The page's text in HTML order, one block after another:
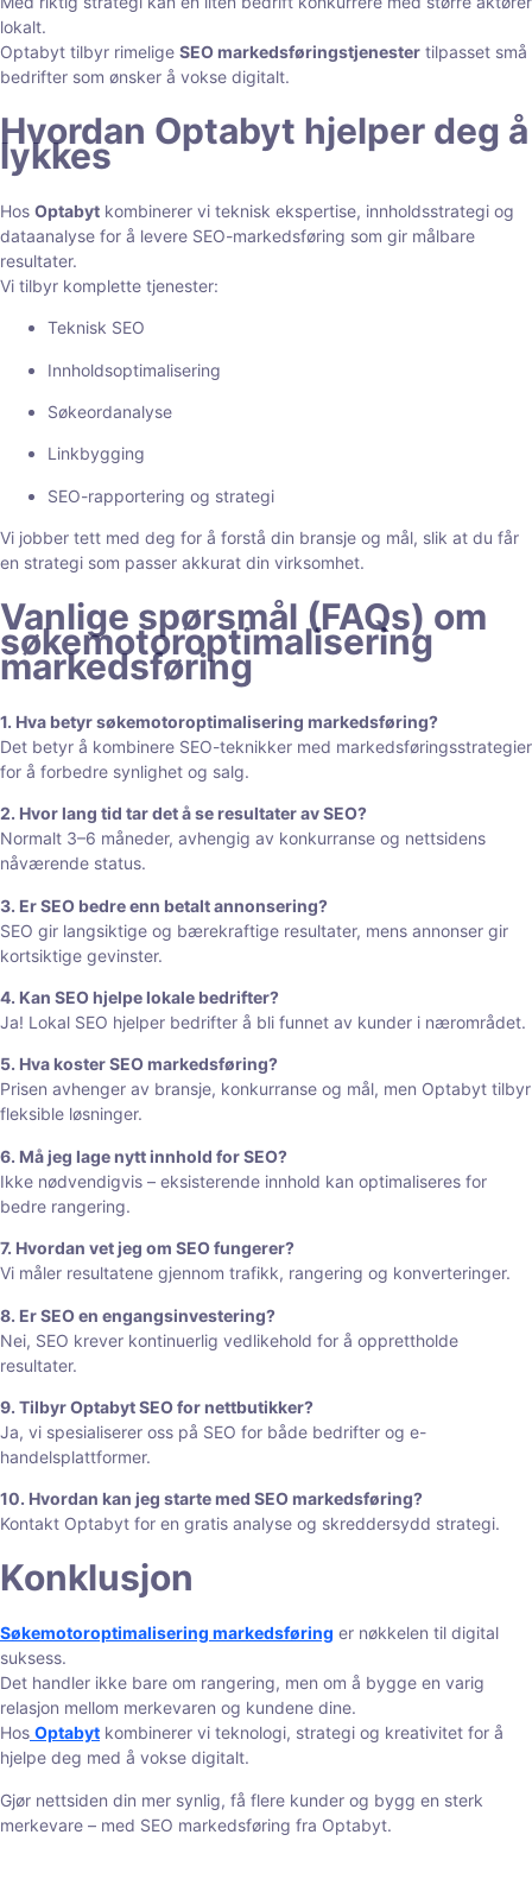
lokalt.
Optabyt tilbyr rimelige SEO markedsføringstjenester tilpasset små
bedrifter som ønsker å vokse digitalt.
Hvordan Optabyt hjelper deg å
lykkes
Hos Optabyt kombinerer vi teknisk ekspertise, innholdsstrategi og
dataanalyse for å levere SEO-markedsføring som gir målbare
resultater.
Vi tilbyr komplette tjenester:
Teknisk SEO
Innholdsoptimalisering
Søkeordanalyse
Linkbygging
SEO-rapportering og strategi
Vi jobber tett med deg for å forstå din bransje og mål, slik at du får
en strategi som passer akkurat din virksomhet.
Vanlige spørsmål (FAQs) om
søkemotoroptimalisering
markedsføring
1. Hva betyr søkemotoroptimalisering markedsføring?
Det betyr å kombinere SEO-teknikker med markedsføringsstrategier
for å forbedre synlighet og salg.
2. Hvor lang tid tar det å se resultater av SEO?
Normalt 3–6 måneder, avhengig av konkurranse og nettsidens
nåværende status.
3. Er SEO bedre enn betalt annonsering?
SEO gir langsiktige og bærekraftige resultater, mens annonser gir
kortsiktige gevinster.
4. Kan SEO hjelpe lokale bedrifter?
Ja! Lokal SEO hjelper bedrifter å bli funnet av kunder i nærområdet.
5. Hva koster SEO markedsføring?
Prisen avhenger av bransje, konkurranse og mål, men Optabyt tilbyr
fleksible løsninger.
6. Må jeg lage nytt innhold for SEO?
Ikke nødvendigvis – eksisterende innhold kan optimaliseres for
bedre rangering.
7. Hvordan vet jeg om SEO fungerer?
Vi måler resultatene gjennom trafikk, rangering og konverteringer.
8. Er SEO en engangsinvestering?
Nei, SEO krever kontinuerlig vedlikehold for å opprettholde
resultater.
9. Tilbyr Optabyt SEO for nettbutikker?
Ja, vi spesialiserer oss på SEO for både bedrifter og e-
handelsplattformer.
10. Hvordan kan jeg starte med SEO markedsføring?
Kontakt Optabyt for en gratis analyse og skreddersydd strategi.
Konklusjon
Søkemotoroptimalisering markedsføring er nøkkelen til digital
suksess.
Det handler ikke bare om rangering, men om å bygge en varig
relasjon mellom merkevaren og kundene dine.
Hos Optabyt kombinerer vi teknologi, strategi og kreativitet for å
hjelpe deg med å vokse digitalt.
Gjør nettsiden din mer synlig, få flere kunder og bygg en sterk
merkevare – med SEO markedsføring fra Optabyt.